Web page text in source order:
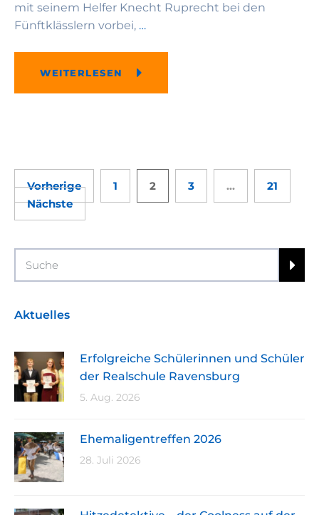
mit seinem Helfer Knecht Ruprecht bei den
Fünftklässlern vorbei, …
WEITERLESEN
Vorherige 1 2 3 …
21
Nächste
Aktuelles
Erfolgreiche Schülerinnen und Schüler
der Realschule Ravensburg
5. Aug. 2026
Ehemaligentreffen 2026
28. Juli 2026